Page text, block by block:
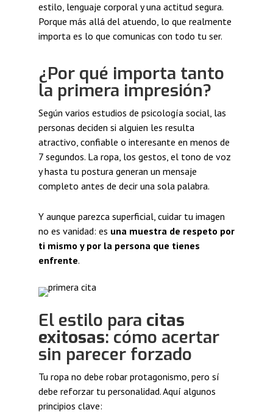
estilo, lenguaje corporal y una actitud segura.
Porque más allá del atuendo, lo que realmente
importa es lo que comunicas con todo tu ser.
¿Por qué importa tanto
la primera impresión?
Según varios estudios de psicología social, las
personas deciden si alguien les resulta
atractivo, confiable o interesante en menos de
7 segundos. La ropa, los gestos, el tono de voz
y hasta tu postura generan un mensaje
completo antes de decir una sola palabra.
Y aunque parezca superficial, cuidar tu imagen
no es vanidad: es una muestra de respeto por
ti mismo y por la persona que tienes
enfrente.
El estilo para citas
exitosas: cómo acertar
sin parecer forzado
Tu ropa no debe robar protagonismo, pero sí
debe reforzar tu personalidad. Aquí algunos
principios clave: